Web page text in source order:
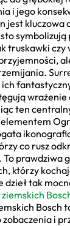
i jego
jest kluczowa
symbolizują
truskawki czy
wrażenie
ten
co rusz
prawdziwa
którzy
dzieł tak
Bosch
zobaczenia i